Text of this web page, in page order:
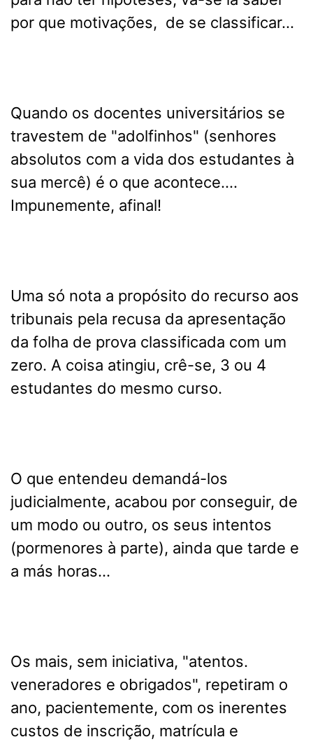
por que motivações, de se classificar…
Quando os docentes universitários se
travestem de "adolfinhos" (senhores
absolutos com a vida dos estudantes à
sua mercê) é o que acontece….
Impunemente, afinal!
Uma só nota a propósito do recurso aos
tribunais pela recusa da apresentação
da folha de prova classificada com um
zero. A coisa atingiu, crê-se, 3 ou 4
estudantes do mesmo curso.
O que entendeu demandá-los
judicialmente, acabou por conseguir, de
um modo ou outro, os seus intentos
(pormenores à parte), ainda que tarde e
a más horas...
Os mais, sem iniciativa, "atentos.
veneradores e obrigados", repetiram o
ano, pacientemente, com os inerentes
custos de inscrição, matrícula e